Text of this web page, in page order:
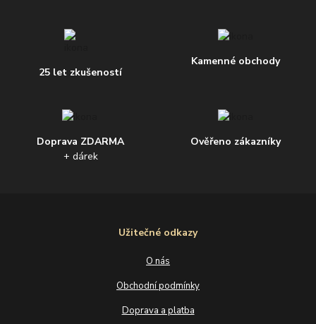
25 let zkušeností
Kamenné obchody
Doprava ZDARMA
+ dárek
Ověřeno zákazníky
Užitečné odkazy
O nás
Obchodní podmínky
Doprava a platba